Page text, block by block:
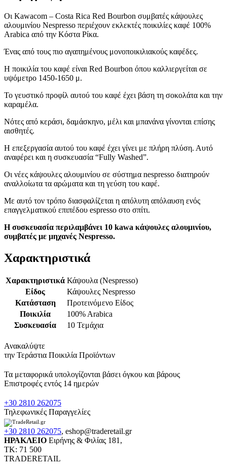
Οι Kawacom – Costa Rica Red Bourbon συμβατές κάψουλες
αλουμινίου Nespresso περιέχουν εκλεκτές ποικιλίες καφέ 100%
Arabica από την Κόστα Ρίκα.
Ένας από τους πιο αγαπημένους μονοποικιλιακούς καφέδες.
Η ποικιλία του καφέ είναι Red Bourbon όπου καλλιεργείται σε
υψόμετρο 1450-1650 μ.
Το γευστικό προφίλ αυτού του καφέ έχει βάση τη σοκολάτα και την
καραμέλα.
Νότες από κεράσι, δαμάσκηνο, μέλι και μπανάνα γίνονται επίσης
αισθητές.
Η επεξεργασία αυτού του καφέ έχει γίνει με πλήρη πλύση. Αυτό
αναφέρει και η συσκευασία “Fully Washed”.
Οι νέες κάψουλες αλουμινίου σε σύστημα nespresso διατηρούν
αναλλοίωτα τα αρώματα και τη γεύση του καφέ.
Με αυτό τον τρόπο διασφαλίζεται η απόλυτη απόλαυση ενός
επαγγελματικού επιπέδου espresso στο σπίτι.
Η συσκευασία περιλαμβάνει 10 kawa κάψουλες αλουμινίου,
συμβατές με μηχανές Nespresso.
Χαρακτηριστικά
Χαρακτηριστικά Κάψουλα (Nespresso)
Είδος
Κάψουλες Nespresso
Κατάσταση
Προτεινόμενο Είδος
Ποικιλία
100% Arabica
Συσκευασία
10 Τεμάχια
Ανακαλύψτε
την Τεράστια Ποικιλία Προϊόντων
Τα μεταφορικά υπολογίζονται βάσει όγκου και βάρους
Επιστροφές εντός 14 ημερών
+30 2810 262075
Τηλεφωνικές Παραγγελίες
+30 2810 262075, eshop@traderetail.gr
ΗΡΑΚΛΕΙΟ Ειρήνης & Φιλίας 181,
ΤΚ: 71 500
TRADERETAIL